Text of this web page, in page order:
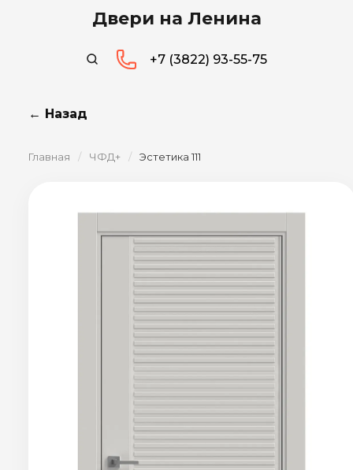
Двери на Ленина
+7 (3822) 93-55-75
← Назад
Главная / ЧФД+ / Эстетика 111